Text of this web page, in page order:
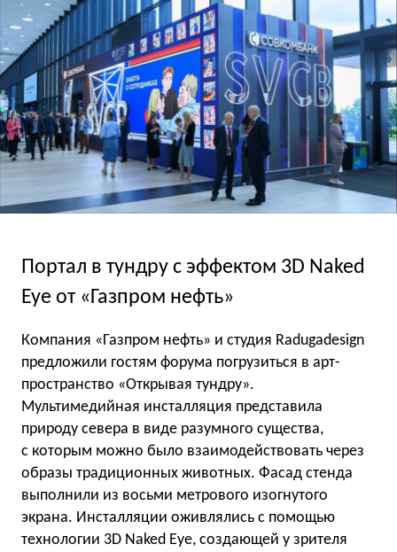
Портал в тундру с эффектом 3D Naked
Eye от «Газпром нефть»
Компания «Газпром нефть» и студия Radugadesign
предложили гостям форума погрузиться в арт-
пространство «Открывая тундру».
Мультимедийная инсталляция представила
природу севера в виде разумного существа,
с которым можно было взаимодействовать через
образы традиционных животных. Фасад стенда
выполнили из восьми метрового изогнутого
экрана. Инсталляции оживлялись с помощью
технологии 3D Naked Eye, создающей у зрителя